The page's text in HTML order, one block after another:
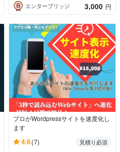
エンターブリッジ 3,000 円
プロがWordpressサイトを速度化し
ます
4.6(7)
見積り必須